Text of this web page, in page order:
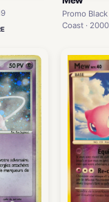
Promo
Coast ·